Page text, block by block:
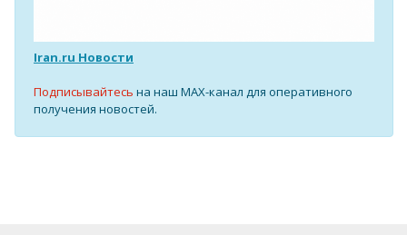
Iran.ru Новости
Подписывайтесь на наш MAX-канал для оперативного
получения новостей.